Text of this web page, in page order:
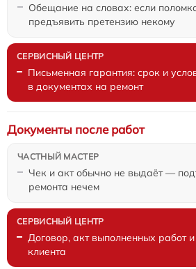
Обещание на словах: если
предъявить претензию некому
Письменная гарантия: срок и
в документах на ремонт
Чек и акт обычно не выдаёт —
ремонта нечем
Документы после работ
Договор, акт выполненных работ
клиента